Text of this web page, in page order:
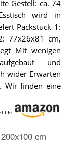
Gestell: ca. 74
wird in
Packstück 1:
77x26x81 cm,
Mit wenigen
und
wider Erwarten
Wir finden eine
cm